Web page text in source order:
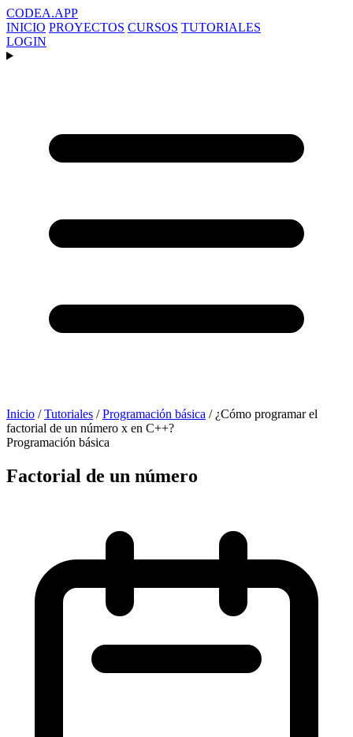
CODEA.APP
INICIO PROYECTOS CURSOS TUTORIALES
LOGIN
Inicio / Tutoriales / Programación básica / ¿Cómo programar el
factorial de un número x en C++?
Programación básica
Factorial de un número